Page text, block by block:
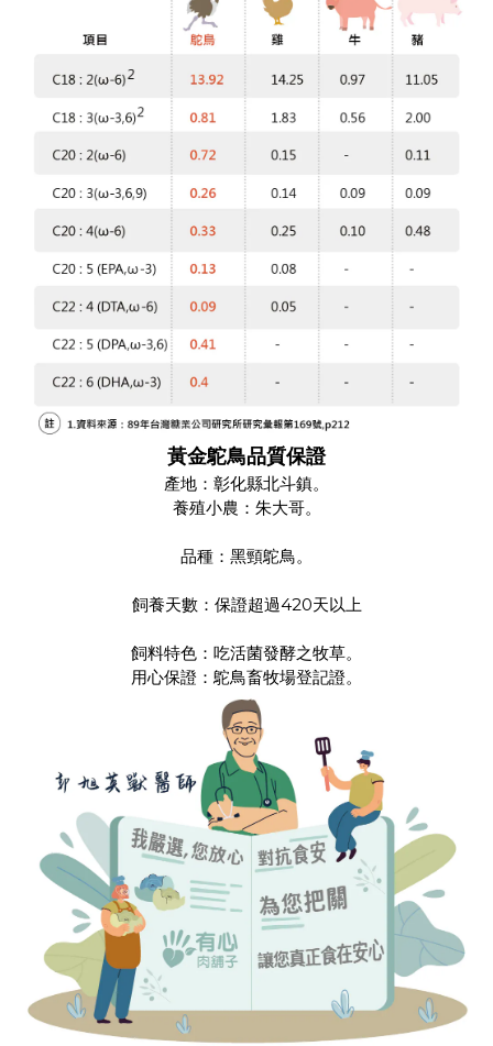
黃金鴕鳥品質保證
產地：彰化縣北斗鎮。
養殖小農：朱大哥。
品種：黑頸鴕鳥。
飼養天數：保證超過420天以上
飼料特色：吃活菌發酵之牧草。
用心保證：鴕鳥畜牧場登記證。